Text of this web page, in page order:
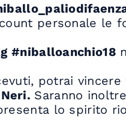
personale le
#niballoanchio18
potrai vincere
Saranno
lo spirito